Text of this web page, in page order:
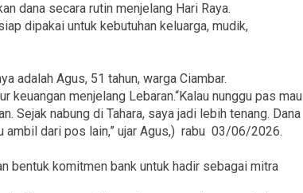
dana secara rutin menjelang Hari Raya.
dipakai untuk kebutuhan keluarga, mudik,
adalah Agus, 51 tahun, warga Ciambar.
keuangan menjelang Lebaran.“Kalau nunggu pas mau
Sejak nabung di Tahara, saya jadi lebih tenang. Dana
ambil dari pos lain,” ujar Agus,) rabu 03/06/2026.
bentuk komitmen bank untuk hadir sebagai mitra